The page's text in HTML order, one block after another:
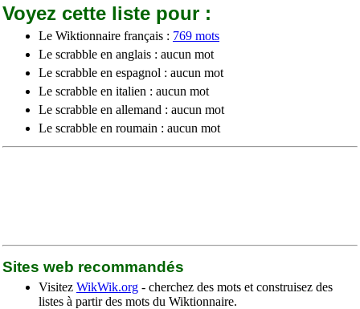
Voyez cette liste pour :
Le Wiktionnaire français : 769 mots
Le scrabble en anglais : aucun mot
Le scrabble en espagnol : aucun mot
Le scrabble en italien : aucun mot
Le scrabble en allemand : aucun mot
Le scrabble en roumain : aucun mot
Sites web recommandés
Visitez WikWik.org - cherchez des mots et construisez des
listes à partir des mots du Wiktionnaire.